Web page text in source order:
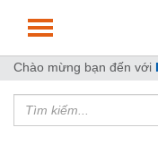
Chào mừng bạn đến với